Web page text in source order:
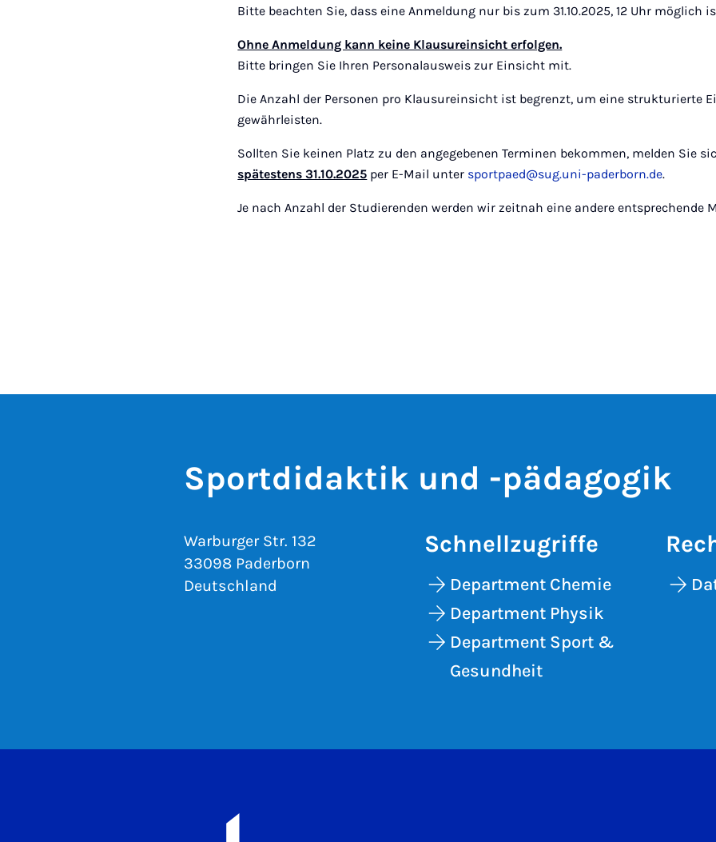
Bitte beachten Sie, dass eine Anmeldung nur bis zum 31.10.2025, 12 Uhr möglich
Ohne Anmeldung kann keine Klausureinsicht erfolgen.
Bitte bringen Sie Ihren Personalausweis zur Einsicht mit.
Die Anzahl der Personen pro Klausureinsicht ist begrenzt, um eine strukturierte
gewährleisten.
Sollten Sie keinen Platz zu den angegebenen Terminen bekommen, melden Sie
spätestens 31.10.2025 per E-Mail unter sportpaed@sug.uni-paderborn.de.
Je nach Anzahl der Studierenden werden wir zeitnah eine andere entsprechende
Sportdidaktik und -pädagogik
Warburger Str. 132
33098 Paderborn
Deutschland
Schnellzugriffe
Department Chemie
Department Physik
Department Sport &
Gesundheit